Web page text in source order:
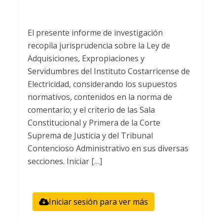
El presente informe de investigación
recopila jurisprudencia sobre la Ley de
Adquisiciones, Expropiaciones y
Servidumbres del Instituto Costarricense de
Electricidad, considerando los supuestos
normativos, contenidos en la norma de
comentario; y el criterio de las Sala
Constitucional y Primera de la Corte
Suprema de Justicia y del Tribunal
Contencioso Administrativo en sus diversas
secciones. Iniciar […]
Iniciar sesión para ver más